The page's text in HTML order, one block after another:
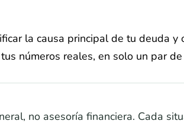
la causa principal de tu deuda y
números reales, en solo un par
no asesoría financiera. Cada